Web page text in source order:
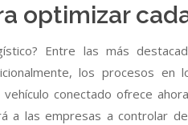
optimizar
Entre las más
los procesos en
conectado ofrece
a las empresas a controlar